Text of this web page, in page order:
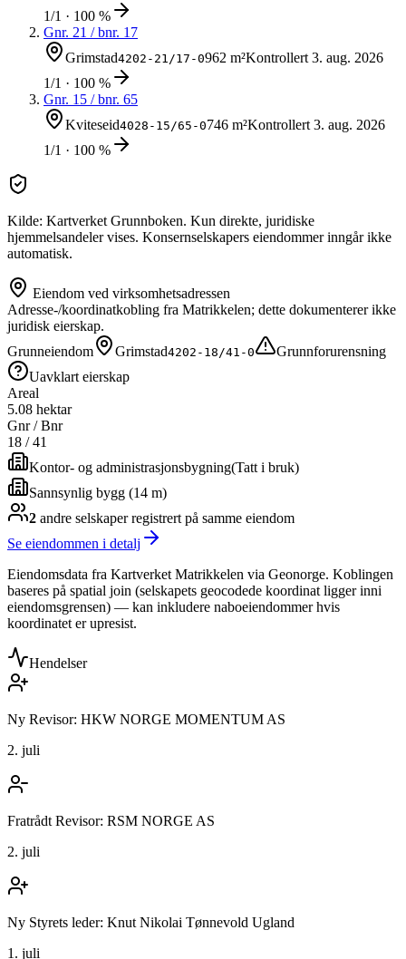
1/1 · 100 %
Gnr. 21 / bnr. 17
Grimstad4202-21/17-0962 m²Kontrollert3. aug. 2026
1/1 · 100 %
Gnr. 15 / bnr. 65
Kviteseid4028-15/65-0746 m²Kontrollert3. aug. 2026
1/1 · 100 %
Kilde: Kartverket Grunnboken. Kun direkte, juridiske
hjemmelsandeler vises. Konsernselskapers eiendommer inngår ikke
automatisk.
Eiendom ved virksomhetsadressen
Adresse-/koordinatkobling fra Matrikkelen; dette dokumenterer ikke
juridisk eierskap.
Grunneiendom
Grimstad4202-18/41-0
Grunnforurensning
Uavklart eierskap
Areal
5.08 hektar
Gnr / Bnr
18 /41
Kontor- og administrasjonsbygning(Tatt i bruk)
Sannsynlig bygg (14 m)
2 andre selskaperregistrert på samme eiendom
Se eiendommen i detalj
Eiendomsdata fra Kartverket Matrikkelen via Geonorge. Koblingen
baseres på spatial join (selskapets geocodede koordinat ligger inni
eiendomsgrensen) — kan inkludere naboeiendommer hvis
koordinatet er upresist.
Hendelser
Ny Revisor: HKW NORGE MOMENTUM AS
2. juli
Fratrådt Revisor: RSM NORGE AS
2. juli
Ny Styrets leder: Knut Nikolai Tønnevold Ugland
1. juli